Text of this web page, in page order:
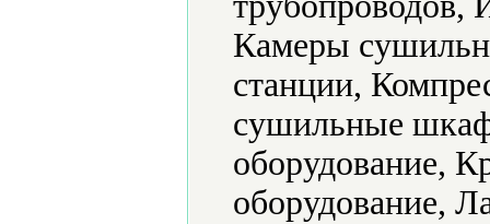
Камеры
станции,
сушильные
оборудование,
оборудование,